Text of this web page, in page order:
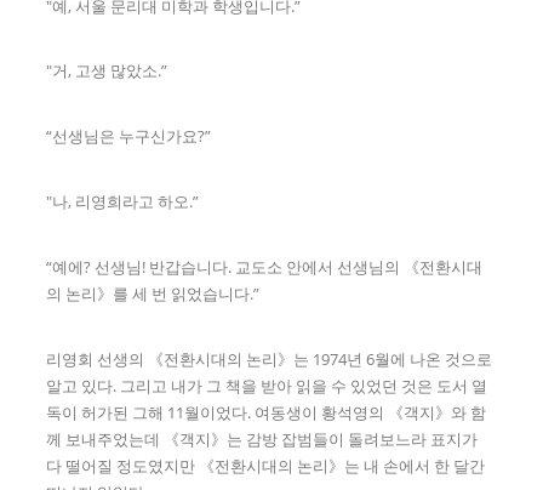
"예, 서울 문리대 미학과 학생입니다.”
"거, 고생 많았소.”
“선생님은 누구신가요?”
"나, 리영희라고 하오.”
“예에? 선생님! 반갑습니다. 교도소 안에서 선생님의 《전환시대
의 논리》를 세 번 읽었습니다.”
리영회 선생의 《전환시대의 논리》는 1974년 6월에 나온 것으로
알고 있다. 그리고 내가 그 책을 받아 읽을 수 있었던 것은 도서 열
독이 허가된 그해 11월이었다. 여동생이 황석영의 《객지》와 함
께 보내주었는데 《객지》는 감방 잡범들이 돌려보느라 표지가
다 떨어질 정도였지만 《전환시대의 논리》는 내 손에서 한 달간